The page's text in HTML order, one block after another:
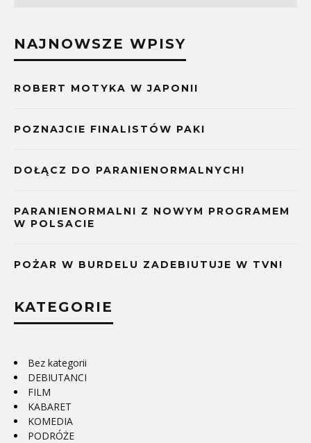
NAJNOWSZE WPISY
ROBERT MOTYKA W JAPONII
POZNAJCIE FINALISTÓW PAKI
DOŁĄCZ DO PARANIENORMALNYCH!
PARANIENORMALNI Z NOWYM PROGRAMEM
W POLSACIE
POŻAR W BURDELU ZADEBIUTUJE W TVN!
KATEGORIE
Bez kategorii
DEBIUTANCI
FILM
KABARET
KOMEDIA
PODRÓŻE